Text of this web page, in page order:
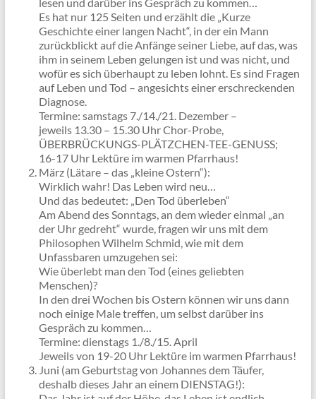
Es hat nur 125 Seiten und erzählt die „Kurze
Geschichte einer langen Nacht“, in der ein Mann
zurückblickt auf die Anfänge seiner Liebe, auf das, was
ihm in seinem Leben gelungen ist und was nicht, und
wofür es sich überhaupt zu leben lohnt. Es sind Fragen
auf Leben und Tod – angesichts einer erschreckenden
Diagnose.
Termine: samstags 7./14./21. Dezember –
jeweils 13.30 – 15.30 Uhr Chor-Probe,
ÜBERBRÜCKUNGS-PLÄTZCHEN-TEE-GENUSS;
16-17 Uhr Lektüre im warmen Pfarrhaus!
März (Lätare – das „kleine Ostern“):
Wirklich wahr! Das Leben wird neu…
Und das bedeutet: „Den Tod überleben“
Am Abend des Sonntags, an dem wieder einmal „an
der Uhr gedreht“ wurde, fragen wir uns mit dem
Philosophen Wilhelm Schmid, wie mit dem
Unfassbaren umzugehen sei:
Wie überlebt man den Tod (eines geliebten
Menschen)?
In den drei Wochen bis Ostern können wir uns dann
noch einige Male treffen, um selbst darüber ins
Gespräch zu kommen…
Termine: dienstags 1./8./15. April
Jeweils von 19-20 Uhr Lektüre im warmen Pfarrhaus!
Juni (am Geburtstag von Johannes dem Täufer,
deshalb dieses Jahr an einem DIENSTAG!):